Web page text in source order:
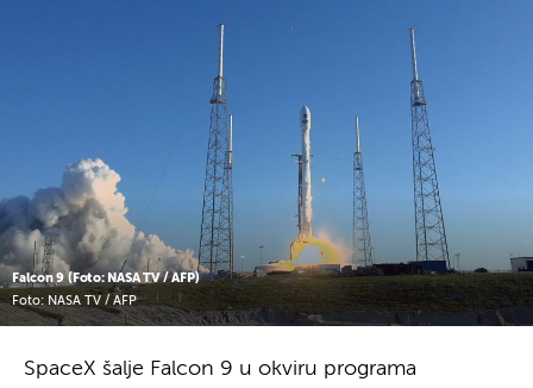
Falcon 9 (Foto: NASA TV / AFP)
Foto: NASA TV / AFP
SpaceX šalje Falcon 9 u okviru programa